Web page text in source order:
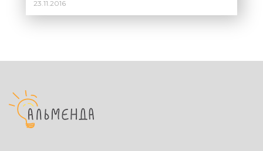
23.11.2016